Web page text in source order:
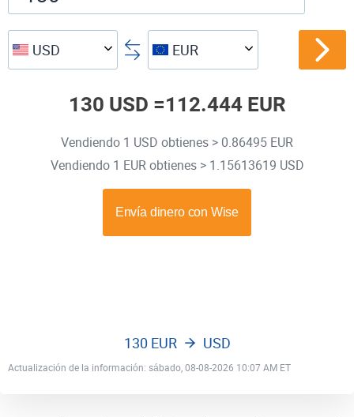
USD EUR
130 USD =112.444 EUR
Vendiendo 1 USD obtienes > 0.86495 EUR
Vendiendo 1 EUR obtienes > 1.15613619 USD
Actualización de la información: sábado, 08-08-2026 10:07 AM ET
130 EUR USD